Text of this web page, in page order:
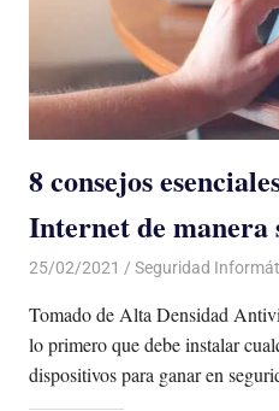
8 consejos
Internet de manera
25/02/2021 De todo un Poco
Seguridad
Tomado de Alta Densidad
lo primero que debe instalar
dispositivos para ganar en